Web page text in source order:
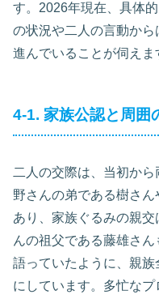
す。2026年現在、具体
の状況や二人の言動か
進んでいることが伺えま
4-1. 家族公認と周囲
二人の交際は、当初か
野さんの弟である樹さ
あり、家族ぐるみの親
んの祖父である藤雄さ
語っていたように、親
にしています。多忙な